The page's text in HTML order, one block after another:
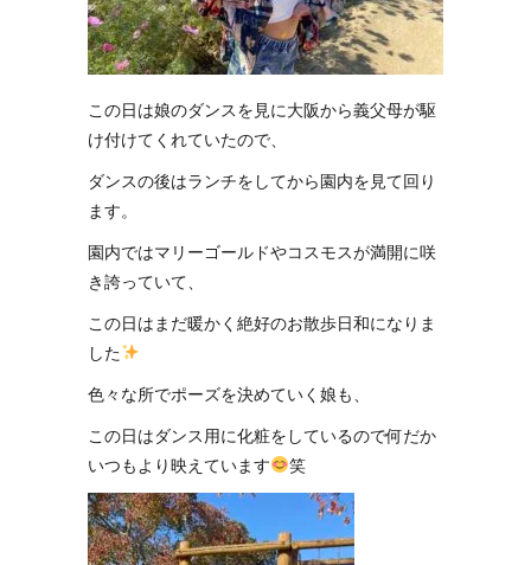
この日は娘のダンスを見に大阪から義父母が駆
け付けてくれていたので、
ダンスの後はランチをしてから園内を見て回り
ます。
園内ではマリーゴールドやコスモスが満開に咲
き誇っていて、
この日はまだ暖かく絶好のお散歩日和になりま
した
色々な所でポーズを決めていく娘も、
この日はダンス用に化粧をしているので何だか
いつもより映えています
笑